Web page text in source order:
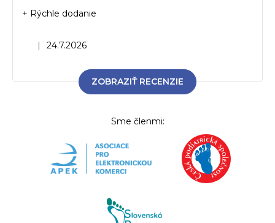
Hodnotenie obchodu je 5 z 5 hviezdičiek.
| 24.7.2026
+ Rýchle dodanie
ZOBRAZIŤ RECENZIE
Sme členmi: